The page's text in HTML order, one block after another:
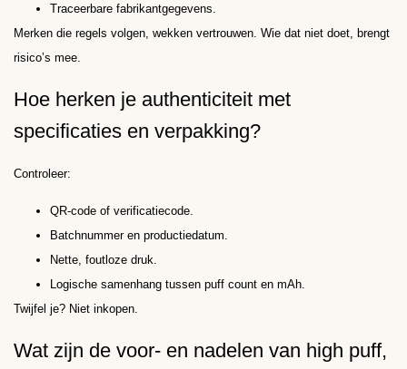
Traceerbare fabrikantgegevens.
Merken die regels volgen, wekken vertrouwen. Wie dat niet doet, brengt
risico’s mee.
Hoe herken je authenticiteit met
specificaties en verpakking?
Controleer:
QR-code of verificatiecode.
Batchnummer en productiedatum.
Nette, foutloze druk.
Logische samenhang tussen puff count en mAh.
Twijfel je? Niet inkopen.
Wat zijn de voor- en nadelen van high puff,